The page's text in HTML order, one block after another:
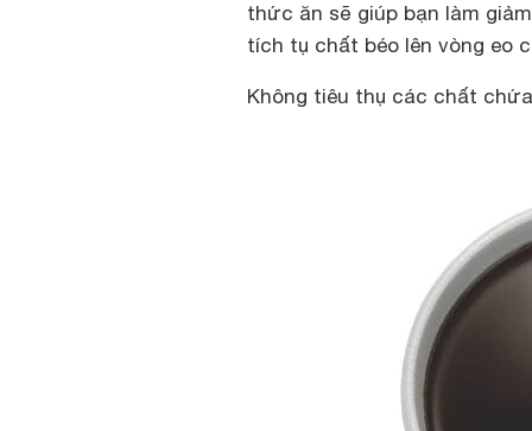
thức ăn sẽ giúp bạn làm
tích tụ chất béo lên vòng eo
Không tiêu thụ các chất